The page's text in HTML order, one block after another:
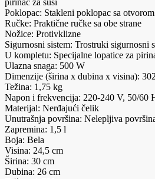
Poklopac: Stakleni poklopac sa
Ručke: Praktične ručke sa obe strane
Nožice: Protivklizne
Sigurnosni sistem: Trostruki sigurnosni
U kompletu: Specijalne lopatice za
Ulazna snaga: 500 W
Dimenzije (širina x dubina x visina):
Težina: 1,75 kg
Napon i frekvencija: 220-240 V, 50/60
Materijal: Nerđajući čelik
Unutrašnja površina: Nelepljiva
Zapremina: 1,5 l
Boja: Bela
Visina: 24,5 cm
Širina: 30 cm
Dubina: 26 cm